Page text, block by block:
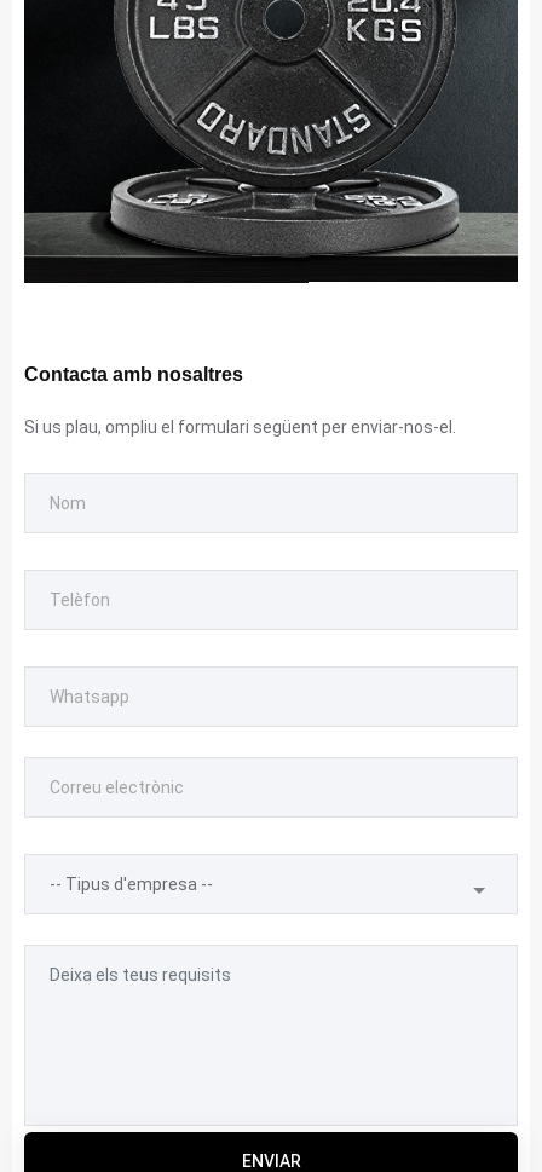
Contacta amb nosaltres
Si us plau, ompliu el formulari següent per enviar-nos-el.
ENVIAR